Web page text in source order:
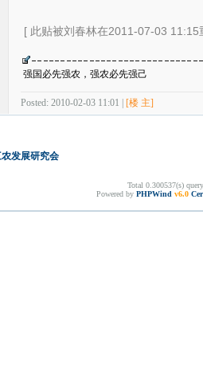
[ 此贴被刘春林在2011-07-03 11:15
强国必先强农，强农必先强己
Posted: 2010-02-03 11:01 | [楼 主]
发展研究会
Total 0.300537(s)
Powered by PHPWind v6.0